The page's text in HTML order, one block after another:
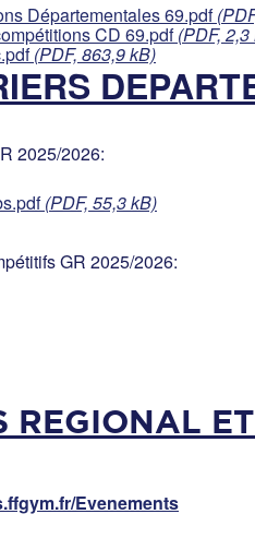
Départementales 69.pdf
CD 69.pdf(PDF,
(PDF, 863,9 kB)
2025/2026:
(PDF, 55,3 kB)
GR 2025/2026:
REGIONAL
Evenements